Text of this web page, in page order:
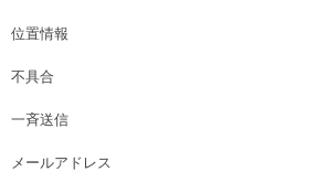
位置情報
不具合
一斉送信
メールアドレス